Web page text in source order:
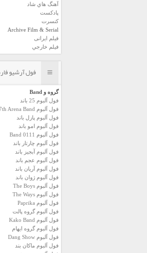
آهنگ هاي شاد
پادكست
كنسرت
Archive Film & Serial
فیلم ایرانی
فیلم خارجي
فول آرشیو
گروه و Band
فول آلبوم 25 باند
فول آلبوم 7th Arena Band
فول آلبوم پازل باند
فول آلبوم امو باند
فول آلبوم 0111 Band
فول آلبوم چارتار باند
فول آلبوم آبجيز باند
فول آلبوم عجم باند
فول آلبوم آريان باند
فول آلبوم ژوان باند
فول آلبوم The Boys
فول آلبوم The Ways
فول آلبوم Paprika
فول آلبوم گروه پالت
فول آلبوم Kako Band
فول آلبوم گروه ایهام
فول آلبوم Dang Show
فول آلبوم ماکان بند